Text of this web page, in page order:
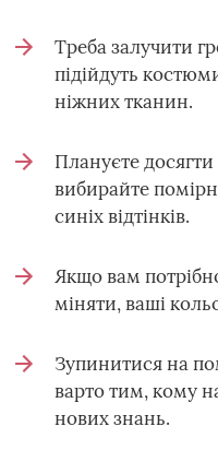
Треба залучити
підійдуть
ніжних тканин.
Плануєте
вибирайте
синіх відтінків.
Якщо вам
міняти, ваші
Зупинитися на
варто тим, кому
нових знань.